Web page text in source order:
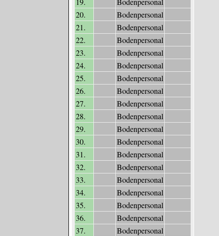
20.
Bodenpersonal
21.
Bodenpersonal
22.
Bodenpersonal
23.
Bodenpersonal
24.
Bodenpersonal
25.
Bodenpersonal
26.
Bodenpersonal
27.
Bodenpersonal
28.
Bodenpersonal
29.
Bodenpersonal
30.
Bodenpersonal
31.
Bodenpersonal
32.
Bodenpersonal
33.
Bodenpersonal
34.
Bodenpersonal
35.
Bodenpersonal
36.
Bodenpersonal
37.
Bodenpersonal